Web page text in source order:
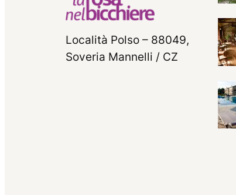
Località Polso – 88049,
Soveria Mannelli / CZ